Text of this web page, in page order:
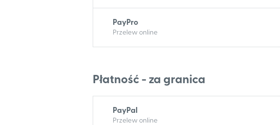
PayPro
Przelew online
Płatność - za granica
PayPal
Przelew online